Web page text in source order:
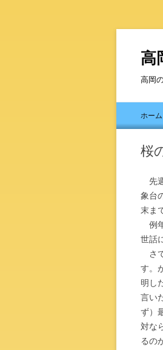
高
高岡
ホーム
桜
先
象台
末ま
例
世話
さ
す。
明し
言い
ず）
対な
るの